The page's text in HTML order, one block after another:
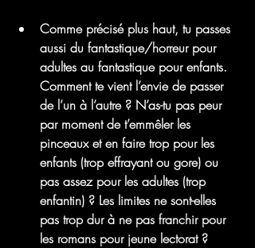
Comme précisé plus haut, tu passes
aussi du fantastique/horreur pour
adultes au fantastique pour enfants.
Comment te vient l’envie de passer
de l’un à l’autre ? N’as-tu pas peur
par moment de t’emmêler les
pinceaux et en faire trop pour les
enfants (trop effrayant ou gore) ou
pas assez pour les adultes (trop
enfantin) ? Les limites ne sont-elles
pas trop dur à ne pas franchir pour
les romans pour jeune lectorat ?